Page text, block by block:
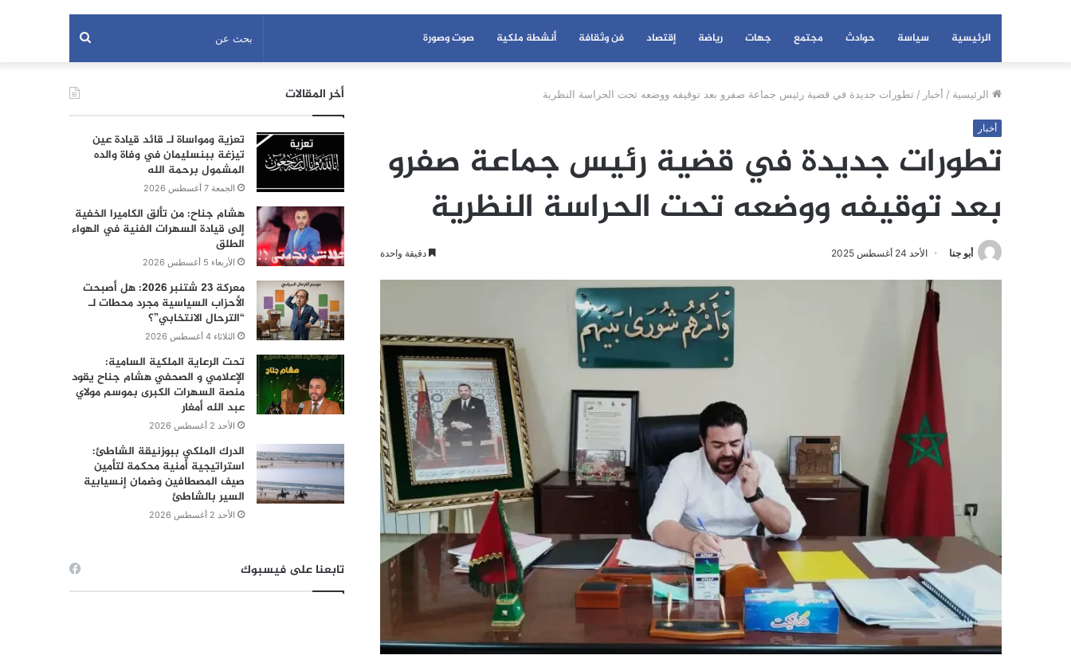
الرئيسية سياسة حوادث مجتمع جهات رياضة إقتصاد فن وثقافة أنشطة ملكية صوت وصورة بحث
عن
الرئيسية / أخبار / تطورات جديدة في قضية رئيس جماعة صفرو بعد توقيفه ووضعه تحت الحراسة النظرية
أخبار
تطورات جديدة في قضية رئيس جماعة صفرو
بعد توقيفه ووضعه تحت الحراسة النظرية
أبو جنا الأحد 24 أغسطس 2025 دقيقة واحدة
أخر المقالات
تعزية ومواساة لـ قائد قيادة عين
تيزغة ببنسليمان في وفاة والده
المشمول برحمة الله
الجمعة 7 أغسطس 2026
هشام جناح: من تألق الكاميرا الخفية
إلى قيادة السهرات الفنية في الهواء
الطلق
الأربعاء 5 أغسطس 2026
معركة 23 شتنبر 2026: هل أصبحت
الأحزاب السياسية مجرد محطات لـ
“الترحال الانتخابي”؟
الثلاثاء 4 أغسطس 2026
تحت الرعاية الملكية السامية:
الإعلامي و الصحفي هشام جناح يقود
منصة السهرات الكبرى بموسم مولاي
عبد الله أمغار
الأحد 2 أغسطس 2026
الدرك الملكي ببوزنيقة الشاطئ:
استراتيجية أمنية محكمة لتأمين
صيف المصطافين وضمان إنسيابية
السير بالشاطئ
الأحد 2 أغسطس 2026
تابعنا على فيسبوك